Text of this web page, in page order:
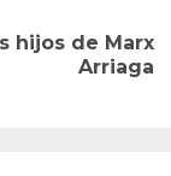
hijos de Marx
Arriaga